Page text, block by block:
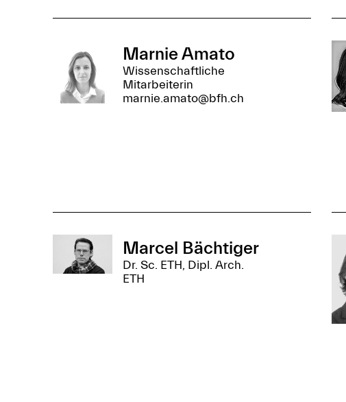
Marnie Amato
Wissenschaftliche
Mitarbeiterin
marnie.amato@bfh.ch
Marcel Bächtiger
Dr. Sc. ETH, Dipl. Arch.
ETH